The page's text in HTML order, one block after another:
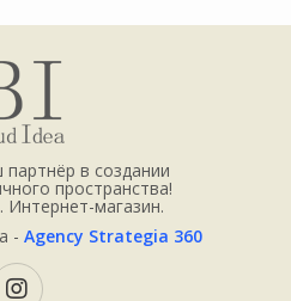
в создании
пространства!
Интернет-магазин.
- Agency Strategia 360